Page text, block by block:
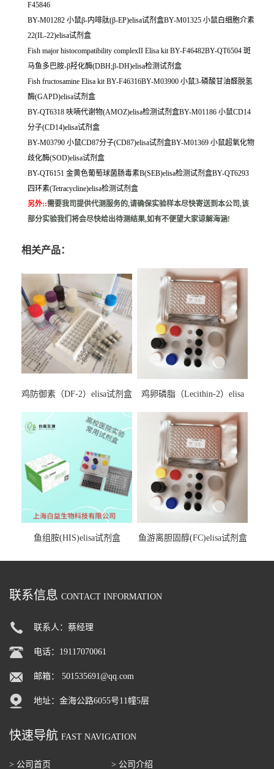
F45846
BY-M01282 小鼠β-内啡肽(β-EP)elisa试剂盒BY-M01325 小鼠白细胞介素
22(IL-22)elisa试剂盒
Fish major histocompatibility complexII Elisa kit BY-F46482BY-QT6504 斑
马鱼多巴胺-β羟化酶(DBH;β-DH)elisa检测试剂盒
Fish fructosamine Elisa kit BY-F46316BY-M03900 小鼠3-磷酸甘油醛脱氢
酶(GAPD)elisa试剂盒
BY-QT6318 呋喃代谢物(AMOZ)elisa检测试剂盒BY-M01186 小鼠CD14
分子(CD14)elisa试剂盒
BY-M03790 小鼠CD87分子(CD87)elisa试剂盒BY-M01369 小鼠超氧化物
歧化酶(SOD)elisa试剂盒
BY-QT6151 金黄色葡萄球菌肠毒素B(SEB)elisa检测试剂盒BY-QT6293
四环素(Tetracycline)elisa检测试剂盒
另外::需要我司提供代测服务的,请确保实验样本尽快寄送到本公司,该
部分实验我们将会尽快给出待测结果,如有不便望大家谅解海涵!
相关产品：
鸡防御素（DF-2）elisa试剂盒
鸡卵磷脂（Lecithin-2）elisa
鱼组胺(HIS)elisa试剂盒 鱼游离胆固醇(FC)elisa试剂盒
联系信息 CONTACT INFORMATION
联系人：蔡经理
电话：19117070061
邮箱： 501535691@qq.com
地址：金海公路6055号11幢5层
快速导航 FAST NAVIGATION
> 公司首页 > 公司介绍